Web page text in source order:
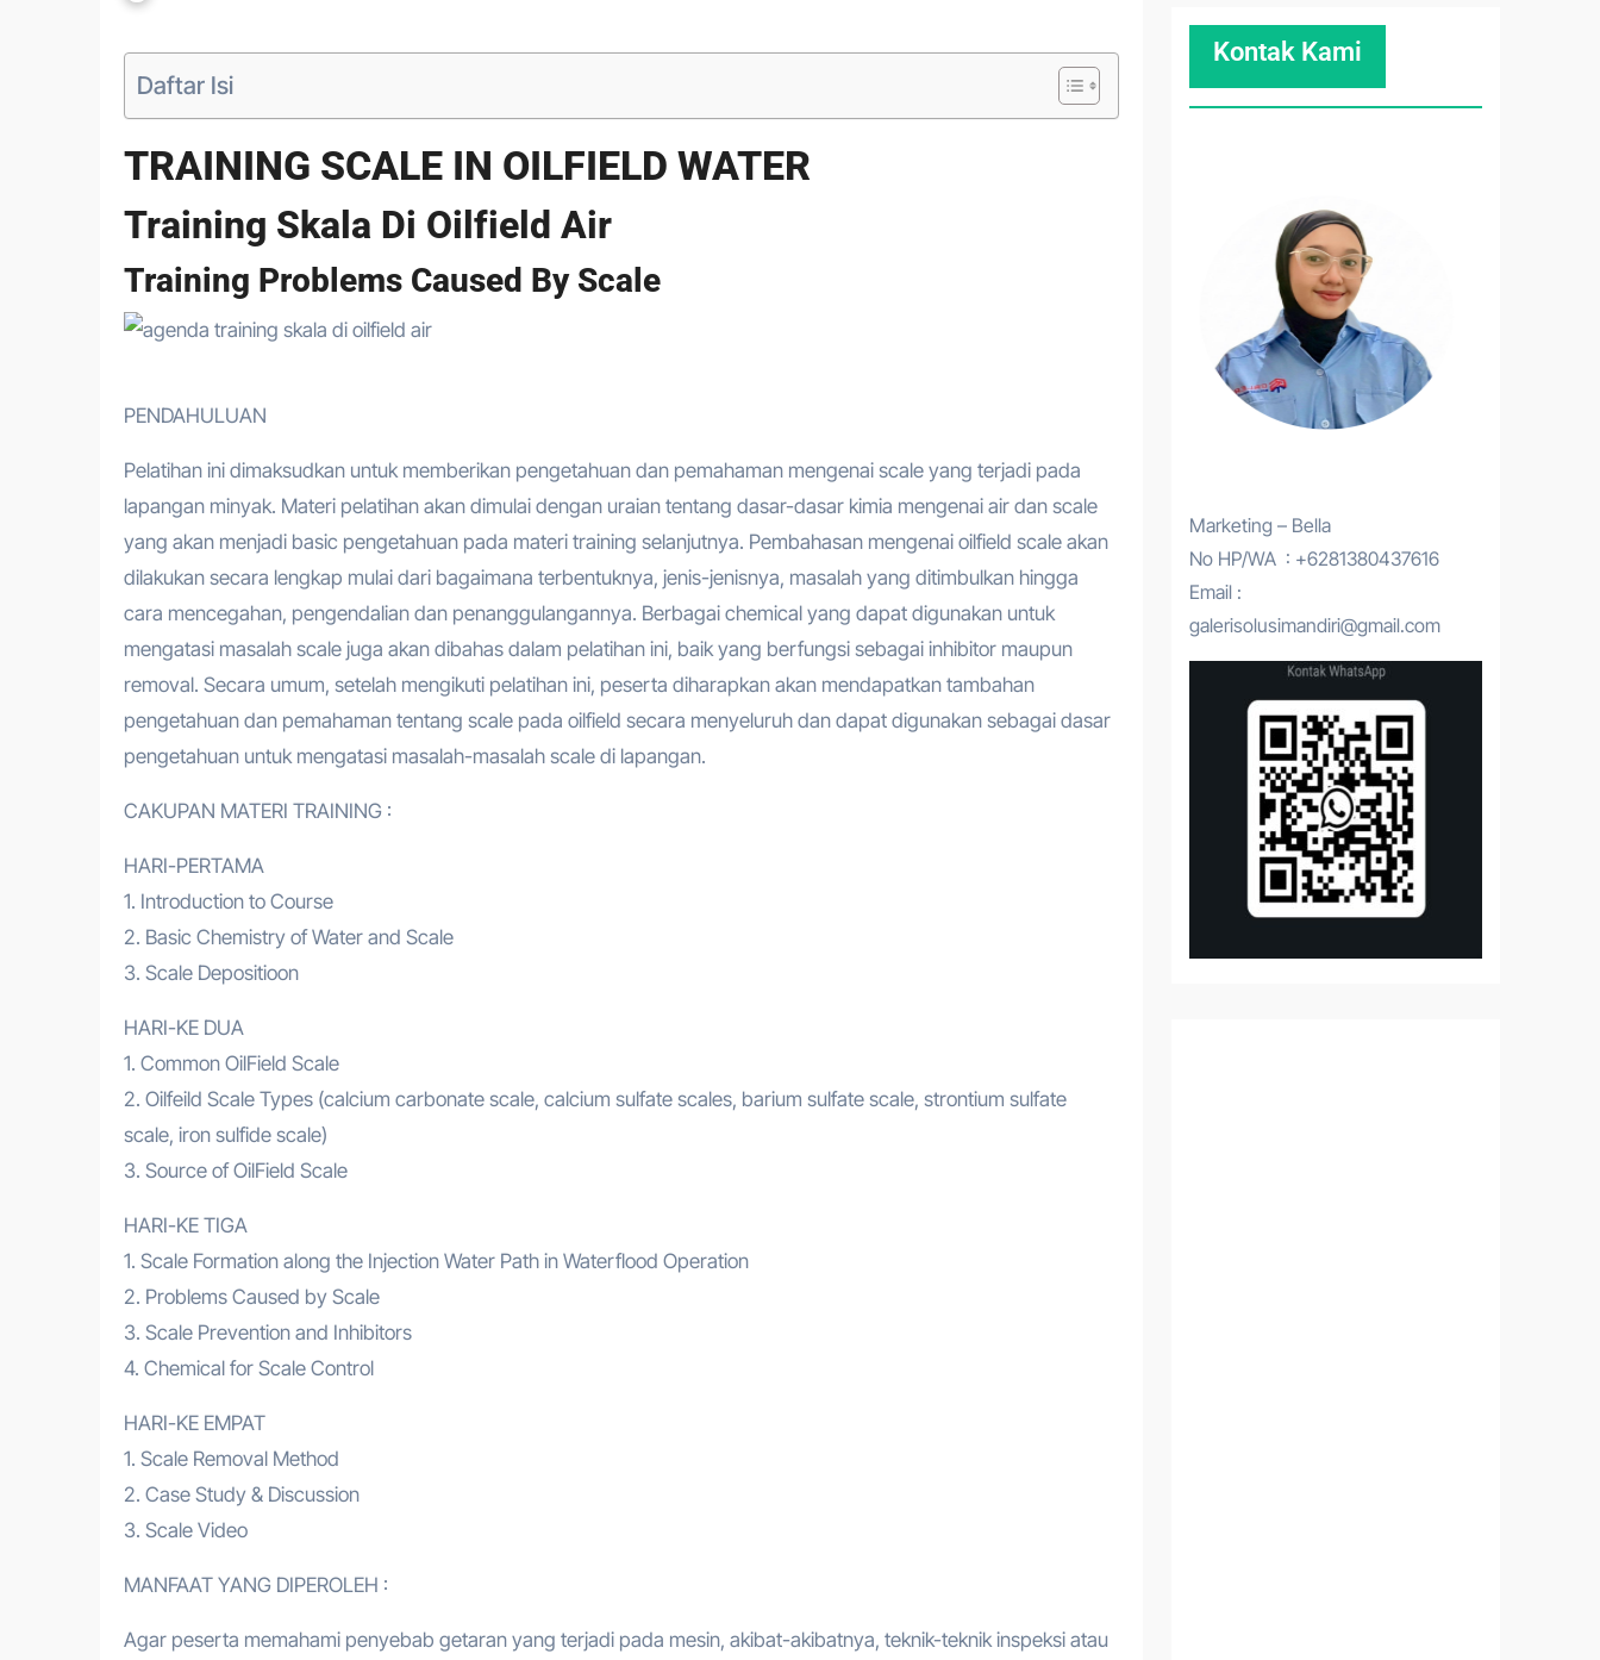
Daftar Isi
TRAINING SCALE IN OILFIELD WATER
Training Skala Di Oilfield Air
Training Problems Caused By Scale
PENDAHULUAN
Pelatihan ini dimaksudkan untuk memberikan pengetahuan dan pemahaman mengenai scale yang terjadi pada
lapangan minyak. Materi pelatihan akan dimulai dengan uraian tentang dasar-dasar kimia mengenai air dan scale
yang akan menjadi basic pengetahuan pada materi training selanjutnya. Pembahasan mengenai oilfield scale akan
dilakukan secara lengkap mulai dari bagaimana terbentuknya, jenis-jenisnya, masalah yang ditimbulkan hingga
cara mencegahan, pengendalian dan penanggulangannya. Berbagai chemical yang dapat digunakan untuk
mengatasi masalah scale juga akan dibahas dalam pelatihan ini, baik yang berfungsi sebagai inhibitor maupun
removal. Secara umum, setelah mengikuti pelatihan ini, peserta diharapkan akan mendapatkan tambahan
pengetahuan dan pemahaman tentang scale pada oilfield secara menyeluruh dan dapat digunakan sebagai dasar
pengetahuan untuk mengatasi masalah-masalah scale di lapangan.
CAKUPAN MATERI TRAINING :
HARI-PERTAMA
1. Introduction to Course
2. Basic Chemistry of Water and Scale
3. Scale Depositioon
HARI-KE DUA
1. Common OilField Scale
2. Oilfeild Scale Types (calcium carbonate scale, calcium sulfate scales, barium sulfate scale, strontium sulfate
scale, iron sulfide scale)
3. Source of OilField Scale
HARI-KE TIGA
1. Scale Formation along the Injection Water Path in Waterflood Operation
2. Problems Caused by Scale
3. Scale Prevention and Inhibitors
4. Chemical for Scale Control
HARI-KE EMPAT
1. Scale Removal Method
2. Case Study & Discussion
3. Scale Video
MANFAAT YANG DIPEROLEH :
Agar peserta memahami penyebab getaran yang terjadi pada mesin, akibat-akibatnya, teknik-teknik inspeksi atau
Kontak Kami
Marketing – Bella
No HP/WA : +6281380437616
Email :
galerisolusimandiri@gmail.com